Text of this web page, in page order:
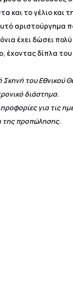
και το γέλιο και
αριστούργημα
έχει δώσει
έχοντας δίπλα
Σκηνή του
διάστημα.
για τις
της προπώλησης.